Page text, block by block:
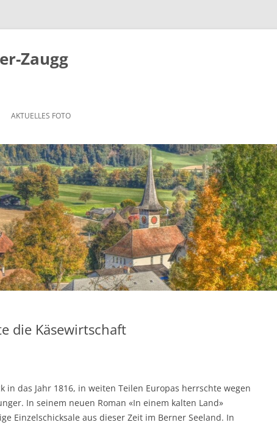
Zaugg
AKTUELLES FOTO
die Käsewirtschaft
in das Jahr 1816, in weiten Teilen Europas herrschte wegen
In seinem neuen Roman «In einem kalten Land»
Einzelschicksale aus dieser Zeit im Berner Seeland. In